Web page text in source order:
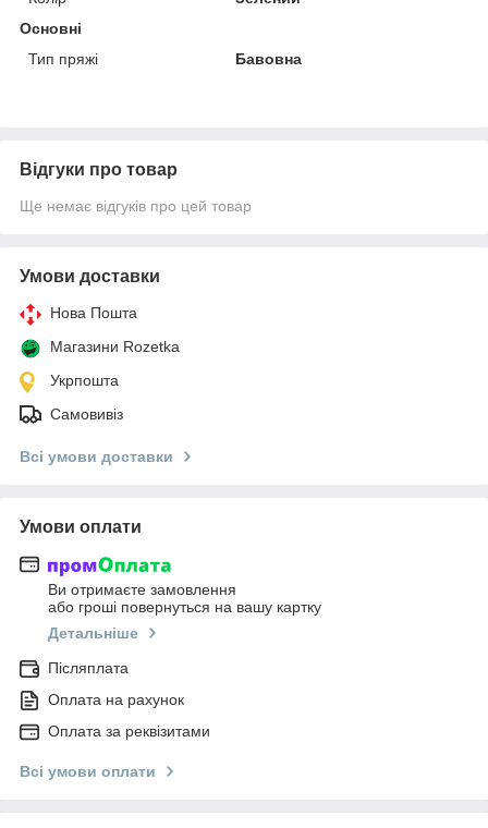
Основні
Тип пряжі
Бавовна
Відгуки про товар
Ще немає відгуків про цей товар
Умови доставки
Нова Пошта
Магазини Rozetka
Укрпошта
Самовивіз
Всі умови доставки
Умови оплати
Ви отримаєте замовлення
або гроші повернуться на вашу картку
Детальніше
Післяплата
Оплата на рахунок
Оплата за реквізитами
Всі умови оплати